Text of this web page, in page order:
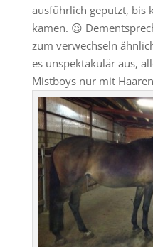
ausführlich geputzt, bis
kamen. 😉
zum verwechseln
es unspektakulär aus,
Mistboys nur mit